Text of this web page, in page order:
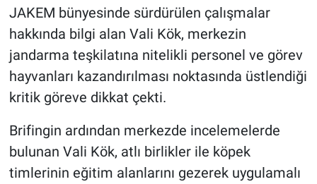
JAKEM bünyesinde sürdürülen çalışmalar
hakkında bilgi alan Vali Kök, merkezin
jandarma teşkilatına nitelikli personel ve görev
hayvanları kazandırılması noktasında üstlendiği
kritik göreve dikkat çekti.
Brifingin ardından merkezde incelemelerde
bulunan Vali Kök, atlı birlikler ile köpek
timlerinin eğitim alanlarını gezerek uygulamalı
Kültür - Sanat
Politika
Magazin
Haberde İnsan